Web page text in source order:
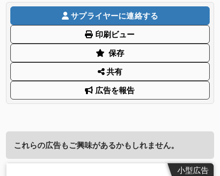
サプライヤーに連絡する
印刷ビュー
保存
共有
広告を報告
これらの広告もご興味があるかもしれません。
小型広告